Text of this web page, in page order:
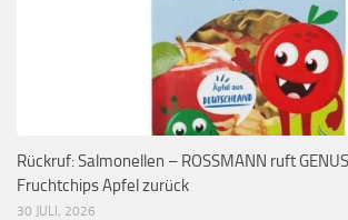
Rückruf: Salmonellen – ROSSMANN ruft
Fruchtchips Apfel zurück
30 JULI, 2026